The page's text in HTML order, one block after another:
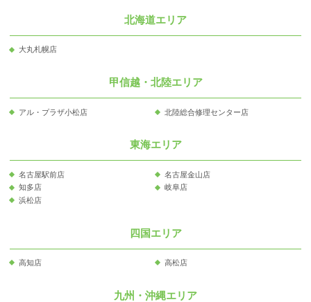
北海道エリア
大丸札幌店
甲信越・北陸エリア
アル・プラザ小松店 北陸総合修理センター店
東海エリア
名古屋駅前店
名古屋金山店
知多店
岐阜店
浜松店
四国エリア
高知店 高松店
九州・沖縄エリア